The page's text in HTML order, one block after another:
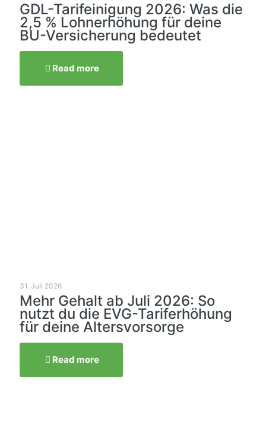
GDL-Tarifeinigung 2026: Was die
2,5 % Lohnerhöhung für deine
BU-Versicherung bedeutet
Read more
31. Juli 2026
Mehr Gehalt ab Juli 2026: So
nutzt du die EVG-Tariferhöhung
für deine Altersvorsorge
Read more